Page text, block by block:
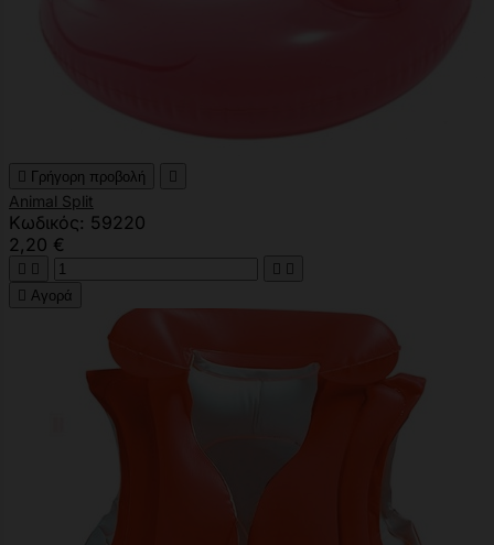
 Γρήγορη προβολή 
Animal Split
Κωδικός: 59220
2,20 €
   
 Αγορά